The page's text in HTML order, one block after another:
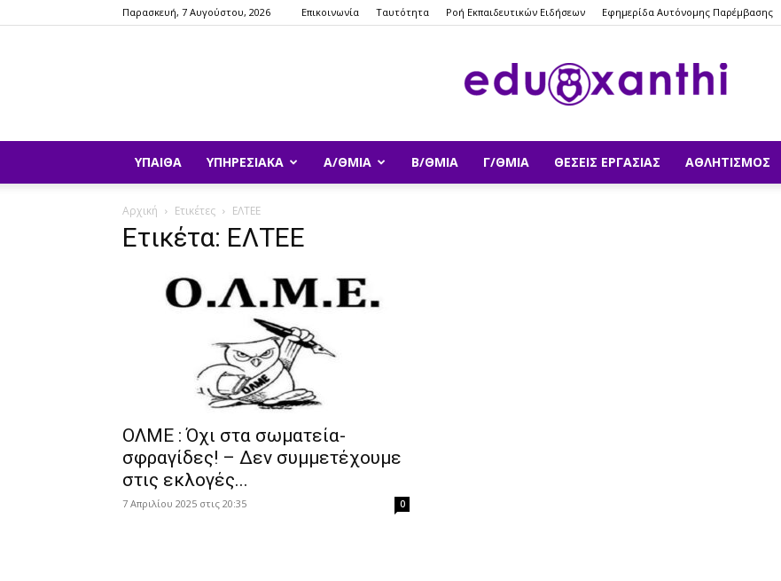
Παρασκευή, 7 Αυγούστου, 2026 Επικοινωνία Ταυτότητα Ροή Εκπαιδευτικών Ειδήσεων Εφημερίδα Αυτόνομης Παρέμβασης
eduxanthi
ΥΠΑΙΘΑ ΥΠΗΡΕΣΙΑΚΆ Α/ΘΜΙΑ Β/ΘΜΙΑ Γ/ΘΜΙΑ ΘΈΣΕΙΣ ΕΡΓΑΣΊΑΣ ΑΘΛΗΤΙΣΜΌΣ
Αρχική Ετικέτες ΕΛΤΕΕ
Ετικέτα: ΕΛΤΕΕ
ΟΛΜΕ : Όχι στα σωματεία-
σφραγίδες! – Δεν συμμετέχουμε
στις εκλογές...
7 Απριλίου 2025 στις 20:35 0